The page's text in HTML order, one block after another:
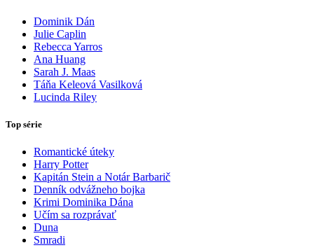
Dominik Dán
Julie Caplin
Rebecca Yarros
Ana Huang
Sarah J. Maas
Táňa Keleová Vasilková
Lucinda Riley
Top série
Romantické úteky
Harry Potter
Kapitán Stein a Notár Barbarič
Denník odvážneho bojka
Krimi Dominika Dána
Učím sa rozprávať
Duna
Smradi